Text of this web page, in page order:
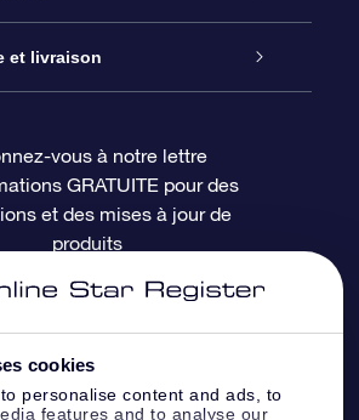
cookies
personalise content and ads, to
features and to analyse our
posées
OSR
OSR
étoiles
personnalisée
les étoiles
et livraison
de paiement
d’expédition
retour
vous à notre lettre
GRATUITE pour des
et des mises à jour de
produits